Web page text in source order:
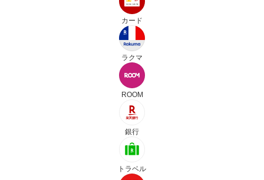
カード
ラクマ
ROOM
銀行
トラベル